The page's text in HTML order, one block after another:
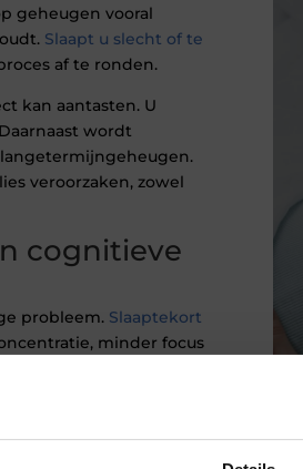
geheugen vooral
Slaapt u slecht of te
af te ronden.
kan aantasten. U
wordt
veroorzaken, zowel
cognitieve
probleem. Slaaptekort
minder focus
op werk, op school
de kans op fouten
als slaapgebrek